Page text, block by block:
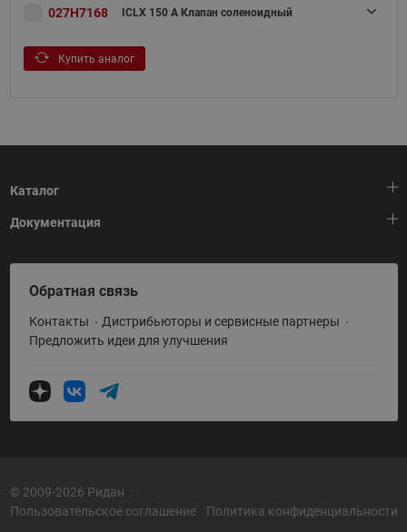
027H7168 ICLX 150 A Клапан соленоидный
Купить аналог
Каталог
Тепловая автоматика
Холодильная техника
Приводная техника
Промышленная автоматика
Теплообменное оборудование
Насосное оборудование
Документация
HeatPlatform (Тепловая платформа)
Полезные программы и инструменты
Условия поставки
Обратная связь
Контакты
Дистрибьюторы и сервисные партнеры
Предложить идеи для улучшения
© 2009-2026 Ридан
Пользовательское соглашение
Политика конфиденциальности